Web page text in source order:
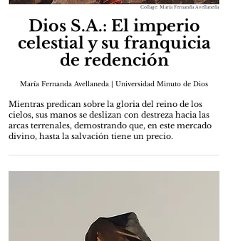
Collage: María Fernanda Avellaneda
Dios S.A.: El imperio
celestial y su franquicia
de redención
María Fernanda Avellaneda | Universidad Minuto de Dios
Mientras predican sobre la gloria del reino de los
cielos, sus manos se deslizan con destreza hacia las
arcas terrenales, demostrando que, en este mercado
divino, hasta la salvación tiene un precio.